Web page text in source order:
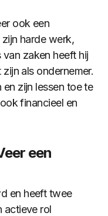
ook een
harde werk,
zaken heeft hij
als ondernemer.
zijn lessen toe te
financieel en
een
en heeft twee
actieve rol